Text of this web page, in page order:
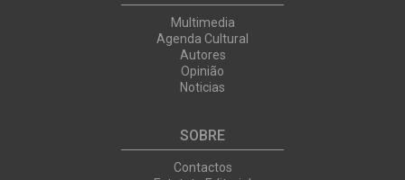
Multimedia
Agenda Cultural
Autores
Opinião
Noticias
SOBRE
Contactos